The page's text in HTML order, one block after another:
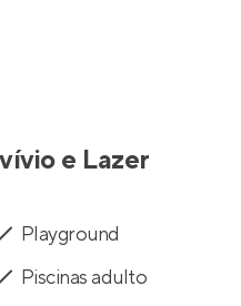
e Lazer
Playground
Piscinas adulto